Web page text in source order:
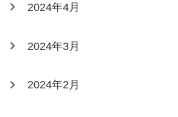
2024年4月
2024年3月
2024年2月